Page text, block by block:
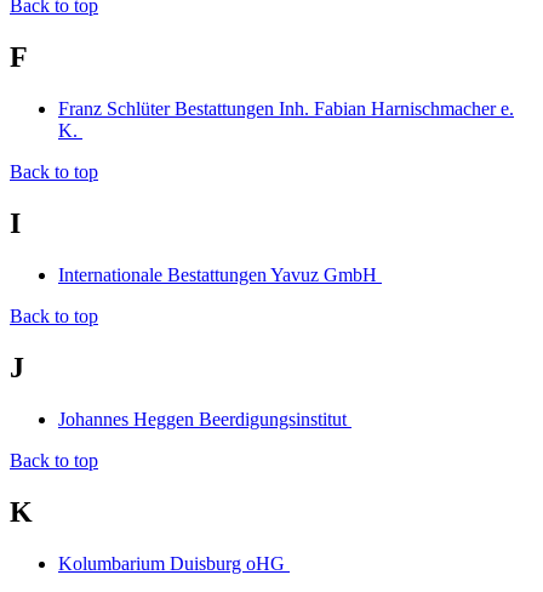
Back to top
F
Franz Schlüter Bestattungen Inh. Fabian Harnischmacher e.
K.
Back to top
I
Internationale Bestattungen Yavuz GmbH
Back to top
J
Johannes Heggen Beerdigungsinstitut
Back to top
K
Kolumbarium Duisburg oHG